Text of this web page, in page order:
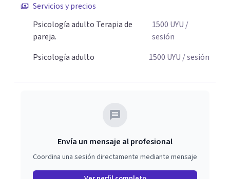
Servicios y precios
Psicología adulto Terapia de
pareja.
1500 UYU /
sesión
Psicología adulto
1500 UYU / sesión
Envía un mensaje al profesional
Coordina una sesión directamente mediante mensaje